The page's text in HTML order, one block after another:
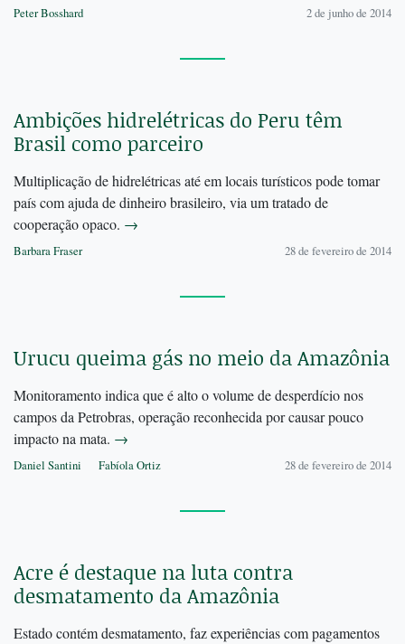
Peter Bosshard 2 de junho de 2014
Ambições hidrelétricas do Peru têm
Brasil como parceiro
Multiplicação de hidrelétricas até em locais turísticos pode tomar
país com ajuda de dinheiro brasileiro, via um tratado de
cooperação opaco. →
Barbara Fraser 28 de fevereiro de 2014
Urucu queima gás no meio da Amazônia
Monitoramento indica que é alto o volume de desperdício nos
campos da Petrobras, operação reconhecida por causar pouco
impacto na mata. →
Daniel Santini Fabíola Ortiz 28 de fevereiro de 2014
Acre é destaque na luta contra
desmatamento da Amazônia
Estado contém desmatamento, faz experiências com pagamentos